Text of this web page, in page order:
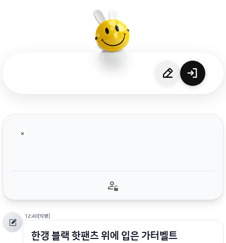
12:40[익명]
한갱 블랙 핫팬츠 위에 입은 가터벨트